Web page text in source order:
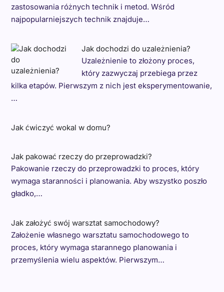
zastosowania różnych technik i metod. Wśród
najpopularniejszych technik znajduje…
Jak dochodzi do uzależnienia?
Uzależnienie to złożony proces,
który zazwyczaj przebiega przez
kilka etapów. Pierwszym z nich jest eksperymentowanie,
…
Jak ćwiczyć wokal w domu?
Jak pakować rzeczy do przeprowadzki?
Pakowanie rzeczy do przeprowadzki to proces, który
wymaga staranności i planowania. Aby wszystko poszło
gładko,…
Jak założyć swój warsztat samochodowy?
Założenie własnego warsztatu samochodowego to
proces, który wymaga starannego planowania i
przemyślenia wielu aspektów. Pierwszym…